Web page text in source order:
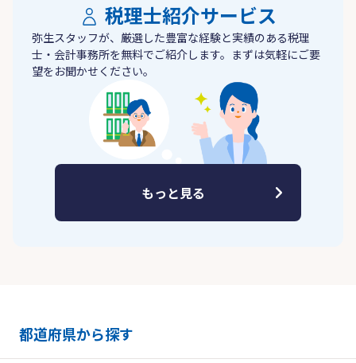
税理士紹介サービス
弥生スタッフが、厳選した豊富な経験と実績のある税理
士・会計事務所を無料でご紹介します。まずは気軽にご要
望をお聞かせください。
もっと見る
都道府県から探す